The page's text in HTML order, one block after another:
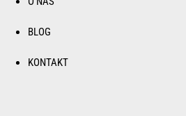
BLOG
KONTAKT